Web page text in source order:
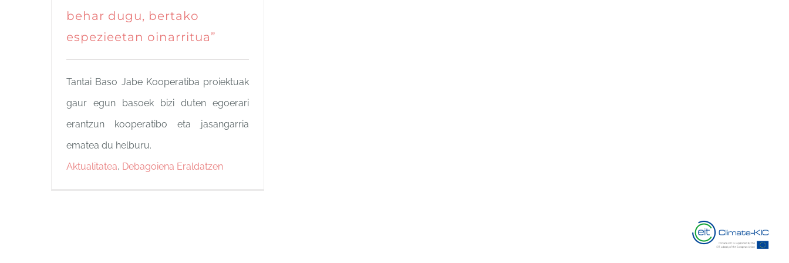
behar dugu, bertako
espezieetan oinarritua”
Tantai Baso Jabe Kooperatiba proiektuak
gaur egun basoek bizi duten egoerari
erantzun kooperatibo eta jasangarria
ematea du helburu.
Aktualitatea, Debagoiena Eraldatzen